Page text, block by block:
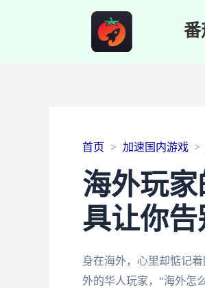
番
首页 加速国内游戏
海外玩
具让你告
身在海外，心里却惦记
外的华人玩家，“海外怎